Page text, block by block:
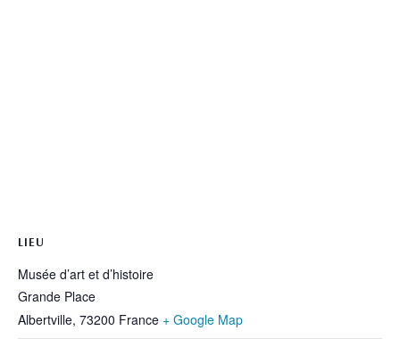
LIEU
Musée d’art et d’histoire
Grande Place
Albertville, 73200 France + Google Map